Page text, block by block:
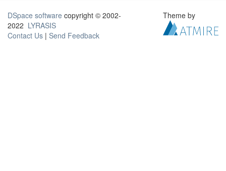
DSpace software copyright © 2002-
2022 LYRASIS
Contact Us | Send Feedback
Theme by